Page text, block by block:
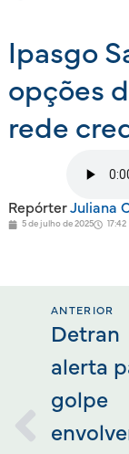
Ipasgo
opções
rede
RepórterJuliana
5 de julho de 2025 17:42
ANTERIOR
Detran
alerta
golpe